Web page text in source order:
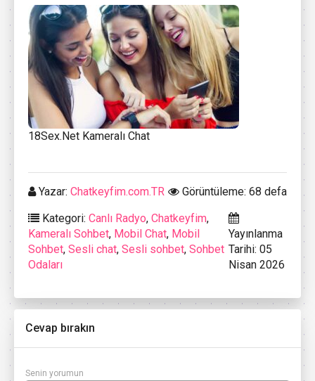
18Sex.Net Kameralı Chat
Yazar: Chatkeyfim.com.TR
Görüntüleme: 68 defa
Kategori: Canlı Radyo, Chatkeyfim,
Kameralı Sohbet, Mobil Chat, Mobil
Sohbet, Sesli chat, Sesli sohbet, Sohbet
Odaları
Yayınlanma
Tarihi: 05
Nisan 2026
Cevap bırakın
Senin yorumun